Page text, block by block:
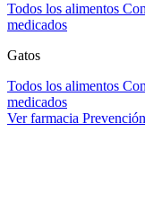
Todos los alimentos
medicados
Gatos
Todos los alimentos
medicados
Ver farmacia